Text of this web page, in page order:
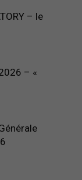
– le
– «